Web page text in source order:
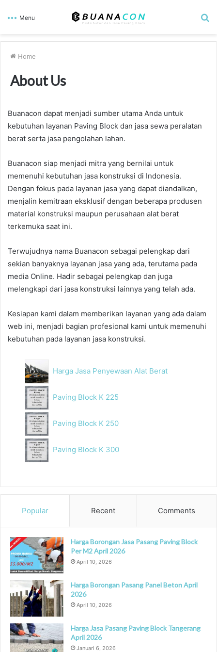
Menu
Home
About Us
Buanacon dapat menjadi sumber utama Anda untuk
kebutuhan layanan Paving Block dan jasa sewa peralatan
berat serta jasa pengolahan lahan.
Buanacon siap menjadi mitra yang bernilai untuk
memenuhi kebutuhan jasa konstruksi di Indonesia.
Dengan fokus pada layanan jasa yang dapat diandalkan,
menjalin kemitraan eksklusif dengan beberapa produsen
material konstruksi maupun perusahaan alat berat
terkemuka saat ini.
Terwujudnya nama Buanacon sebagai pelengkap dari
sekian banyaknya layanan jasa yang ada, terutama pada
media Online. Hadir sebagai pelengkap dan juga
melengkapi dari jasa konstruksi lainnya yang telah ada.
Kesiapan kami dalam memberikan layanan yang ada dalam
web ini, menjadi bagian profesional kami untuk memenuhi
kebutuhan pada layanan jasa konstruksi.
Harga Jasa Penyewaan Alat Berat
Paving Block K 225
Paving Block K 250
Paving Block K 300
Popular Recent Comments
Harga Borongan Jasa Pasang Paving Block
Per M2 April 2026
April 10, 2026
Harga Borongan Pasang Panel Beton April
2026
April 10, 2026
Harga Jasa Pasang Paving Block Tangerang
April 2026
Januari 6, 2026